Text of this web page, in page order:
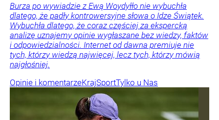
Burza po wywiadzie z Ewą Woydyłło nie wybuchła
dlatego, że padły kontrowersyjne słowa o Idze Świątek.
Wybuchła dlatego, że coraz częściej za ekspercką
analizę uznajemy opinie wygłaszane bez wiedzy, faktów
i odpowiedzialności. Internet od dawna premiuje nie
tych, którzy wiedzą najwięcej, lecz tych, którzy mówią
najgłośniej.
Opinie i komentarzeKrajSportTylko u Nas